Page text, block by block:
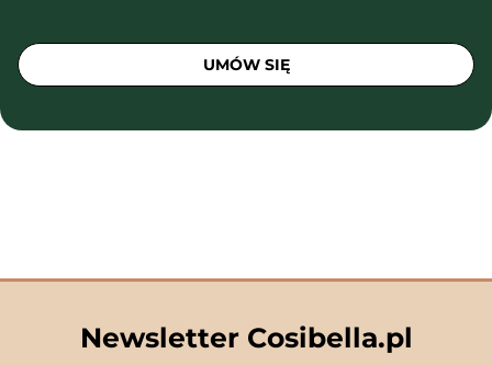
UMÓW SIĘ
Newsletter Cosibella.pl